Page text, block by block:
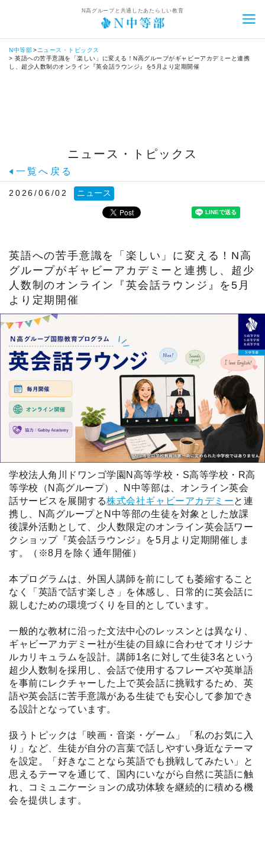
N高グループと共通したあたらしい教育
N中等部
ニュース・トピックス
英語への苦手意識を「楽しい」に変える！N高グループがギャビーアカデミーと連携
し、超少人数制のオンライン『英会話ラウンジ』を5月より定期開催
ニュース・トピックス
一覧へ戻る
2026/06/02 ニュース
英語への苦手意識を「楽しい」に変える！N高
グループがギャビーアカデミーと連携し、超少
人数制のオンライン『英会話ラウンジ』を5月
より定期開催
学校法人角川ドワンゴ学園N高等学校・S高等学校・R高
等学校（N高グループ）、N中等部は、オンライン英会
話サービスを展開する株式会社ギャビーアカデミーと連
携し、N高グループとN中等部の生徒を対象とした放課
後課外活動として、少人数限定のオンライン英会話ワー
クショップ『英会話ラウンジ』を5月より定期開催しま
す。（※8月を除く通年開催）
本プログラムは、外国人講師を前にしても萎縮すること
なく「英語で話す楽しさ」を体感し、日常的に英会話に
親しむための環境づくりを目的としています。
一般的な教材に沿った文法中心のレッスンとは異なり、
ギャビーアカデミー社が生徒の目線に合わせてオリジナ
ルカリキュラムを設計。講師1名に対して生徒3名という
超少人数制を採用し、会話で使用するフレーズや英単語
を事前にレクチャーした上で英会話に挑戦するため、英
語や英会話に苦手意識がある生徒でも安心して参加でき
る設計となっています。
扱うトピックは「映画・音楽・ゲーム」「私のお気に入
り」など、生徒が自分の言葉で話しやすい身近なテーマ
を設定。「好きなことなら英語でも挑戦してみたい」と
思えるテーマを通じて、国内にいながら自然に英語に触
れ、コミュニケーションの成功体験を継続的に積める機
会を提供します。
トップ
中等部関係者からのメッセージ
共同開発者・監修者からのメッセージ
アスリートクラス
ネットコースの特長
ネットコース生の1日
保護者との連携
ネットコースの学費
通学コースについて
通学コースの特長
タイムテーブル
通学コース生の1日
進路指導
保護者との連携
キャンパス紹介
通学コースの学費
自由選択カリキュラム
自由選択カリキュラムについて
職業体験・ワークショップ
動画クリエイター
Webデザイン
クリエイティブ・エンタテインメント
Vantan FLIP CHANNEL
語学（英語・中国語）
バーチャル留学
機械学習
ネット企業見学
特別授業
スクールライフ
キャリア教育
TA(ティーチング・アシスタント)
ICTツールの活用
学習システム「ZEN Study」
ネットコースの入学までの流れ
通学コースの入学までの流れ
学習ツール
制服紹介
よくある質問
N中等部ブログ
報道関係者の方へ
教職員採用
お問い合わせ
説明会・相談会
資料請求
WEB出願
インターハイスクールコミュニティー